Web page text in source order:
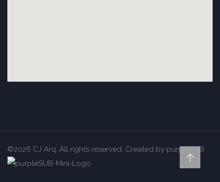
©2026 CJ Arq. All rights reserved. Created by purpleSUB